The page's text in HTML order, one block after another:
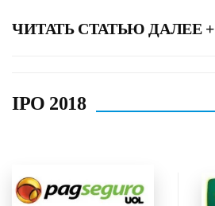
ЧИТАТЬ СТАТЬЮ ДАЛЕЕ +
IPO 2018